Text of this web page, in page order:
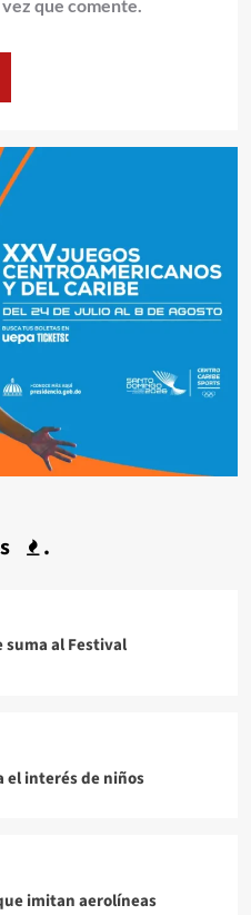
que comente.
.
suma al Festival
el interés de niños
imitan aerolíneas